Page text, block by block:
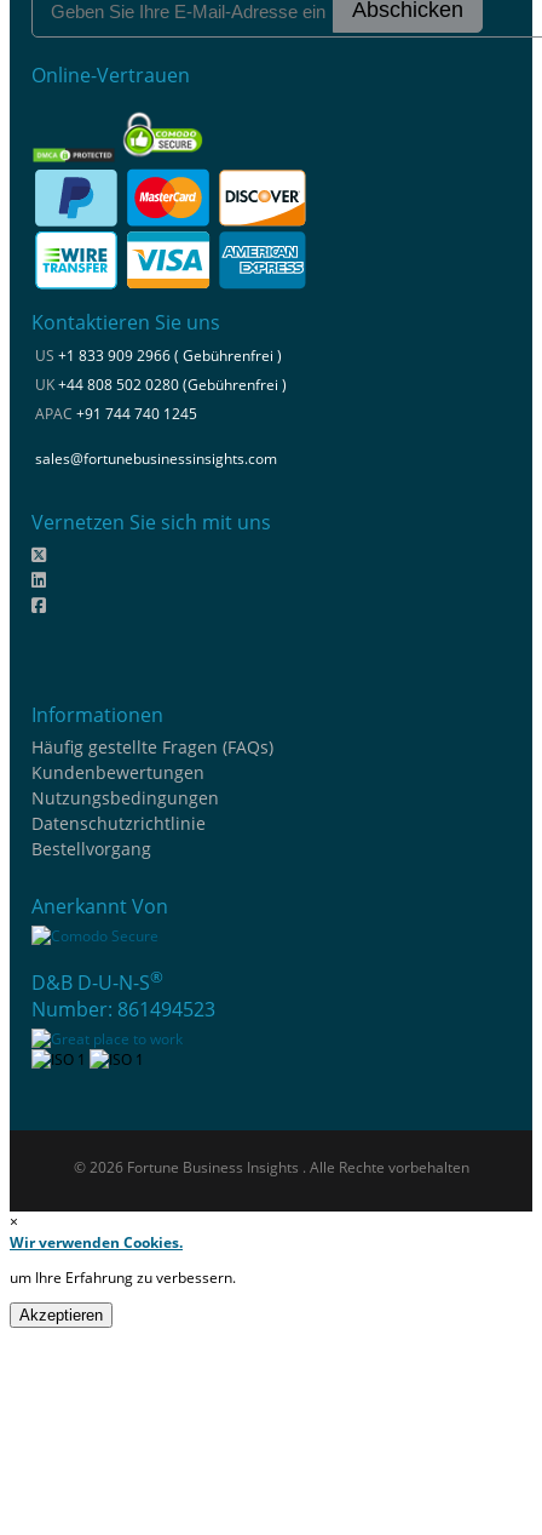
Abschicken
Online-Vertrauen
Kontaktieren Sie uns
US +1 833 909 2966 ( Gebührenfrei )
UK+44 808 502 0280 (Gebührenfrei )
APAC +91 744 740 1245
sales@fortunebusinessinsights.com
Vernetzen Sie sich mit uns
Informationen
Häufig gestellte Fragen (FAQs)
Kundenbewertungen
Nutzungsbedingungen
Datenschutzrichtlinie
Bestellvorgang
Anerkannt Von
D&B D-U-N-S®
Number: 861494523
© 2026 Fortune Business Insights . Alle Rechte vorbehalten
×
Wir verwenden Cookies.
um Ihre Erfahrung zu verbessern.
Akzeptieren